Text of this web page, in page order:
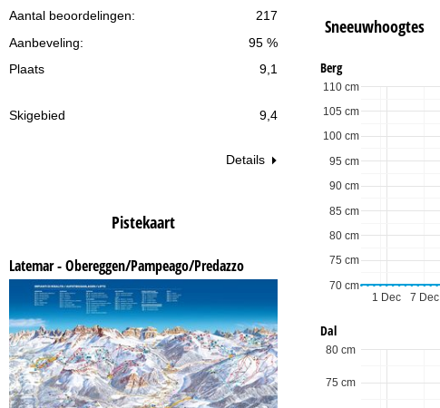
217
Aantal beoordelingen:
95 %
Aanbeveling:
Plaats
9,1
Skigebied 9,4
Details
Pistekaart
Latemar - Obereggen/Pampeago/Predazzo
Sneeuwhoogtes
Berg
1 Dec 7 Dec
70 cm
75 cm
80 cm
85 cm
90 cm
95 cm
100 cm
105 cm
110 cm
Dal
75 cm
80 cm